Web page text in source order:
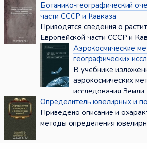
Ботанико-географический
части СССР и Кавказа
Приводятся сведения о
Европейской части СССР и
Аэрокосмические
географических
В учебнике
аэрокосмических
исследования Земли.
Определитель ювелирных и
Приведено описание и
методы определения